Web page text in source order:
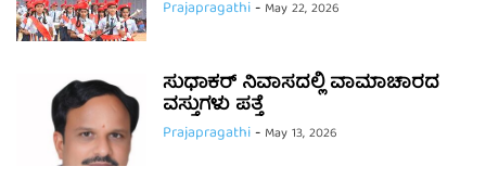
Prajapragathi- May 22, 2026
ಸುಧಾಕರ್ ನಿವಾಸದಲ್ಲಿ ವಾಮಾಚಾರದ
ವಸ್ತುಗಳು ಪತ್ತೆ
Prajapragathi- May 13, 2026